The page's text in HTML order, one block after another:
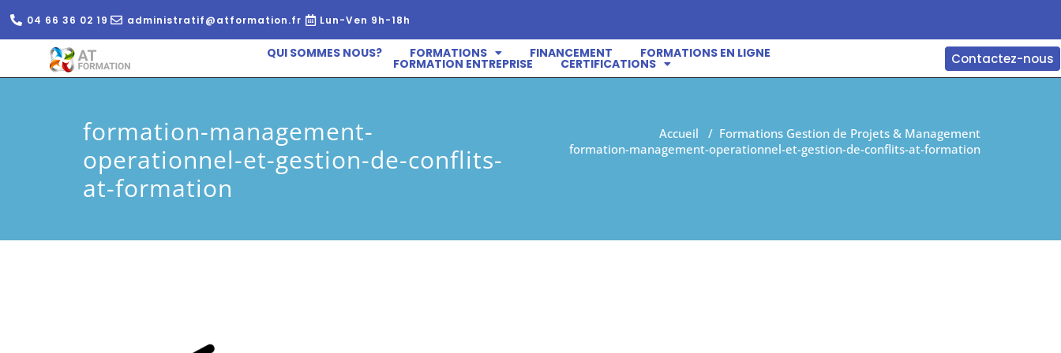
04 66 36 02 19 administratif@atformation.fr Lun-Ven 9h-18h
QUI SOMMES NOUS? FORMATIONS FINANCEMENT FORMATIONS EN LIGNE
FORMATION ENTREPRISE CERTIFICATIONS Contactez-nous
formation-management-
operationnel-et-gestion-de-conflits-
at-formation
Accueil / Formations Gestion de Projets & Management
formation-management-operationnel-et-gestion-de-conflits-at-formation